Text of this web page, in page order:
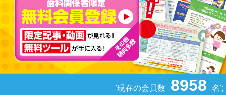
'現在の会員数 8958 名';